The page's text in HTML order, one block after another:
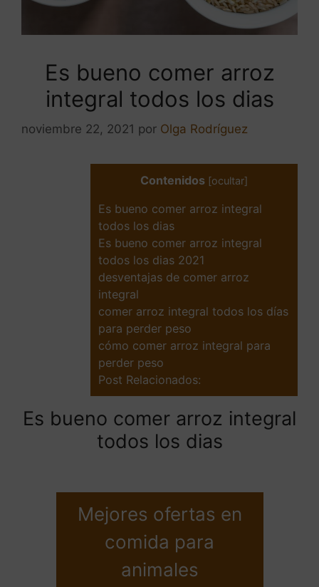
Es bueno comer arroz
integral todos los dias
noviembre 22, 2021 por Olga Rodríguez
Contenidos [ocultar]
Es bueno comer arroz integral
todos los dias
Es bueno comer arroz integral
todos los dias 2021
desventajas de comer arroz
integral
comer arroz integral todos los días
para perder peso
cómo comer arroz integral para
perder peso
Post Relacionados:
Es bueno comer arroz integral
todos los dias
Mejores ofertas en
comida para
animales